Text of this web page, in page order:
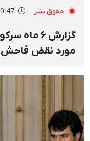
حقوق بشر 20:47، 29
مورد نقض فاحش